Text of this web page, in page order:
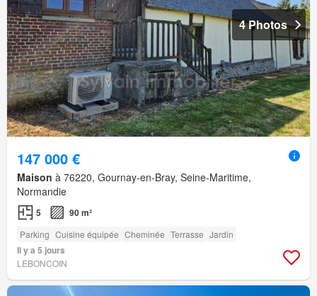
4 Photos
147 000 €
Maison à 76220, Gournay-en-Bray, Seine-Maritime,
Normandie
5 90 m²
Parking Cuisine équipée Cheminée Terrasse Jardin
Il y a 5 jours
LEBONCOIN